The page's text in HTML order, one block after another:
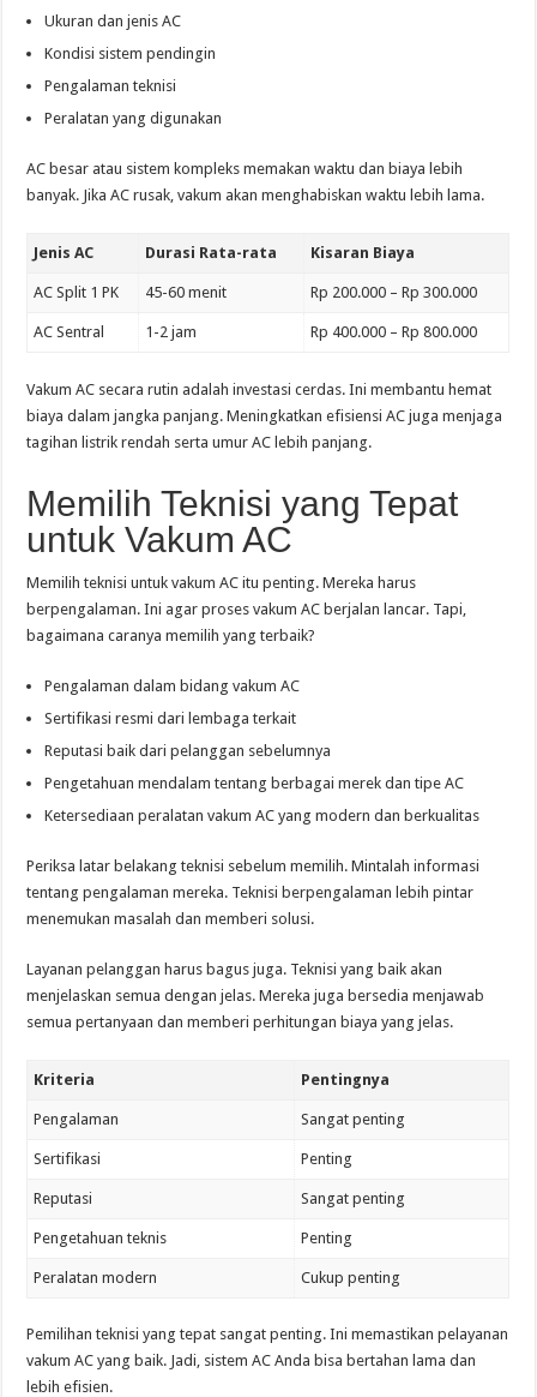
Ukuran dan jenis AC
Kondisi sistem pendingin
Pengalaman teknisi
Peralatan yang digunakan
AC besar atau sistem kompleks memakan waktu dan biaya lebih
banyak. Jika AC rusak, vakum akan menghabiskan waktu lebih lama.
Jenis AC Durasi Rata-rata Kisaran Biaya
AC Split 1 PK 45-60 menit Rp 200.000 – Rp 300.000
AC Sentral 1-2 jam Rp 400.000 – Rp 800.000
Vakum AC secara rutin adalah investasi cerdas. Ini membantu hemat
biaya dalam jangka panjang. Meningkatkan efisiensi AC juga menjaga
tagihan listrik rendah serta umur AC lebih panjang.
Memilih Teknisi yang Tepat
untuk Vakum AC
Memilih teknisi untuk vakum AC itu penting. Mereka harus
berpengalaman. Ini agar proses vakum AC berjalan lancar. Tapi,
bagaimana caranya memilih yang terbaik?
Pengalaman dalam bidang vakum AC
Sertifikasi resmi dari lembaga terkait
Reputasi baik dari pelanggan sebelumnya
Pengetahuan mendalam tentang berbagai merek dan tipe AC
Ketersediaan peralatan vakum AC yang modern dan berkualitas
Periksa latar belakang teknisi sebelum memilih. Mintalah informasi
tentang pengalaman mereka. Teknisi berpengalaman lebih pintar
menemukan masalah dan memberi solusi.
Layanan pelanggan harus bagus juga. Teknisi yang baik akan
menjelaskan semua dengan jelas. Mereka juga bersedia menjawab
semua pertanyaan dan memberi perhitungan biaya yang jelas.
Kriteria Pentingnya
Pengalaman Sangat penting
Sertifikasi Penting
Reputasi Sangat penting
Pengetahuan teknis Penting
Peralatan modern Cukup penting
Pemilihan teknisi yang tepat sangat penting. Ini memastikan pelayanan
vakum AC yang baik. Jadi, sistem AC Anda bisa bertahan lama dan
lebih efisien.